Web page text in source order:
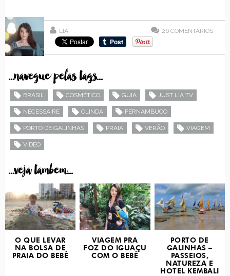
LIA 26 COMENTÁRIOS
...navegue pelas tags...
BRASIL COSMÉTICO GUIA JUST LIA TV
NÉCESSAIRE OLINDA PERNAMBUCO
PORTO DE GALINHAS PRAIA VERÃO VIAGEM
VÍDEO
...veja tambem...
O QUE LEVAR
NA BOLSA DE
PRAIA DO BEBÊ
VIAGEM PRA
FOZ DO IGUAÇU
COM O BEBÊ
PORTO DE
GALINHAS –
PASSEIOS,
NATUREZA E
HOTEL KEMBALI